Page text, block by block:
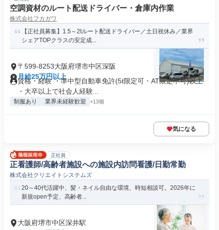
空調資材のルート配送ドライバー・倉庫内作業
株式会社フカガワ
【正社員募集】1.5～2tルート配送ドライバー／土日祝休み／業界
シェアTOPクラスの安定成...
〒599-8253大阪府堺市中区深阪
月給25万円以上
資格・経験 ・準中型自動車免許(5t限定可・AT限定不可)以上
・大卒以上で社会人経験...
制服あり 業界未経験歓迎 +13個
気になる
正社員
正看護師/高齢者施設への施設内訪問看護/日勤常勤
株式会社クリエイトシステムズ
20～40代活躍中、髪・ネイル自由な環境、時短相談可。2026年に
新規open予定、高齢者...
大阪府堺市中区深井駅